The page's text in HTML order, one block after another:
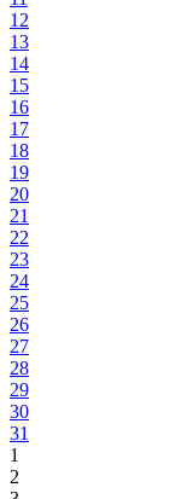
12
13
14
15
16
17
18
19
20
21
22
23
24
25
26
27
28
29
30
31
1
2